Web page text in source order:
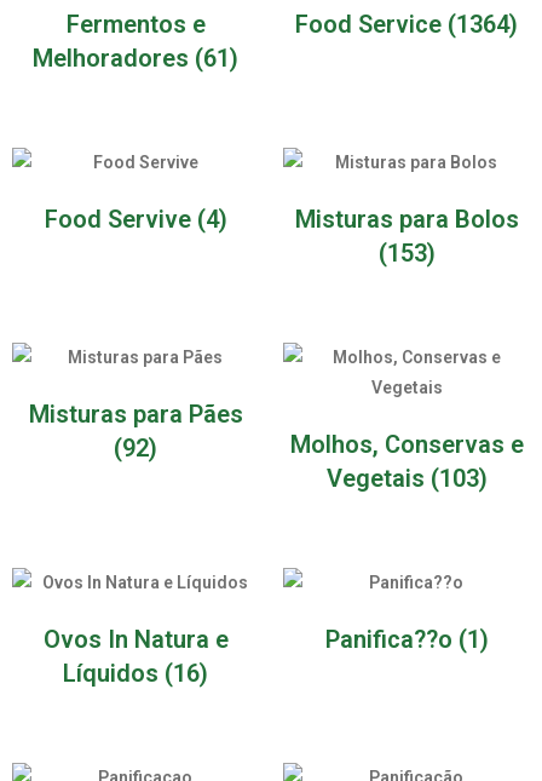
Fermentos e
Melhoradores (61)
Food Service (1364)
Food Servive (4)
Misturas para Bolos
(153)
Misturas para Pães
(92)
Molhos, Conservas e
Vegetais (103)
Ovos In Natura e
Líquidos (16)
Panifica??o (1)